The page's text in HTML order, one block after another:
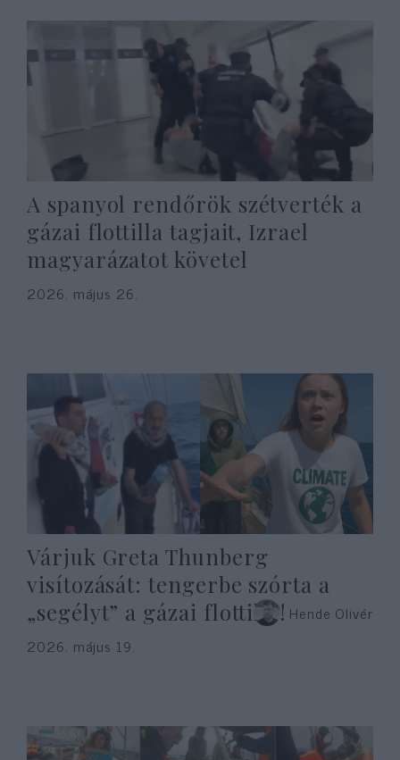
A spanyol rendőrök szétverték a
gázai flottilla tagjait, Izrael
magyarázatot követel
2026. május 26.
Várjuk Greta Thunberg
visítozását: tengerbe szórta a
„segélyt” a gázai flottilla! Hende Olivér
2026. május 19.